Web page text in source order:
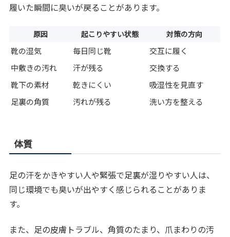
履いた瞬間に臭いが戻ることがあります。
原因 起こりやすい状態 対策の方向
靴の湿気 毎日同じ靴
交互に履く
中敷きの汚れ
汗が残る
交換する
靴下の素材
乾きにくい
吸湿性を見直す
足裏の角質
汚れが残る 洗い方を整える
体質
足の汗をかきやすい人や緊張で足裏が湿りやすい人は、
同じ環境でも臭いが出やすく感じられることがありま
す。
また、足の皮膚トラブル、角質のたまり、爪まわりの汚